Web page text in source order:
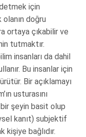
için
doğru
ortaya çıkabilir ve
tutmaktır.
insanları da dahil
Bu insanlar için
Bir açıklamayı
usturasını
bir şeyin basit olup
kanıt) subjektif
kişiye bağlıdır.